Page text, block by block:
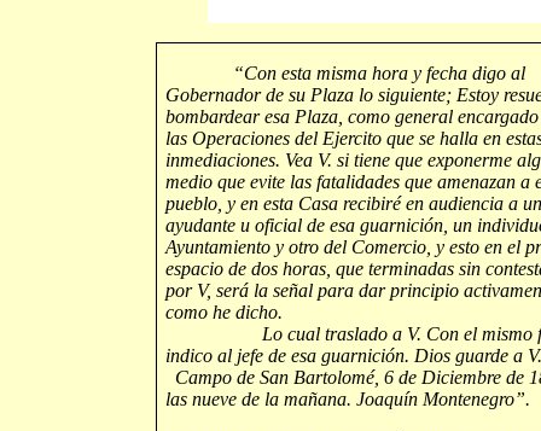
“Con esta misma hora y fecha digo al
Gobernador de su Plaza lo siguiente; Estoy
bombardear esa Plaza, como general encargado
las Operaciones del Ejercito que se halla en
inmediaciones. Vea V. si tiene que exponerme
medio que evite las fatalidades que amenazan a
pueblo, y en esta Casa recibiré en audiencia a un
ayudante u oficial de esa guarnición, un
Ayuntamiento y otro del Comercio, y esto en el
espacio de dos horas, que terminadas sin
por V, será la señal para dar principio
como he dicho.
Lo cual traslado a V. Con el mismo
indico al jefe de esa guarnición. Dios guarde a V.
Campo de San Bartolomé, 6 de Diciembre de
las nueve de la mañana. Joaquín Montenegro”.